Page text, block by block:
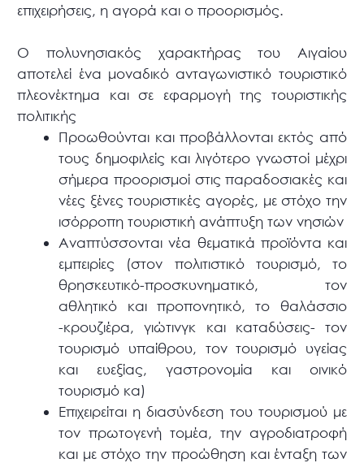
επιχειρήσεις, η αγορά και ο προορισμός.
Ο πολυνησιακός χαρακτήρας του Αιγαίου
αποτελεί ένα μοναδικό ανταγωνιστικό τουριστικό
πλεονέκτημα και σε εφαρμογή της τουριστικής
πολιτικής
Προωθούνται και προβάλλονται εκτός από
τους δημοφιλείς και λιγότερο γνωστοί μέχρι
σήμερα προορισμοί στις παραδοσιακές και
νέες ξένες τουριστικές αγορές, με στόχο την
ισόρροπη τουριστική ανάπτυξη των νησιών
Αναπτύσσονται νέα θεματικά προϊόντα και
εμπειρίες (στον πολιτιστικό τουρισμό, το
θρησκευτικό-προσκυνηματικό, τον
αθλητικό και προπονητικό, το θαλάσσιο
-κρουζιέρα, γιώτινγκ και καταδύσεις- τον
τουρισμό υπαίθρου, τον τουρισμό υγείας
και ευεξίας, γαστρονομία και οινικό
τουρισμό κα)
Επιχειρείται η διασύνδεση του τουρισμού με
τον πρωτογενή τομέα, την αγροδιατροφή
και με στόχο την προώθηση και ένταξη των